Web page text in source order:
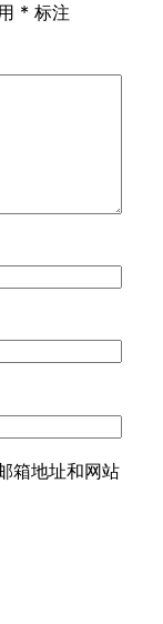
* 标注
箱地址和网站